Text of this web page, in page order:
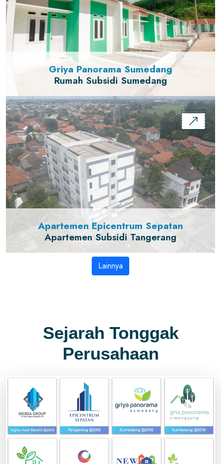
Griya Panorama Sumedang
Rumah Subsidi Sumedang
Apartemen Epicentrum Sepatan
Apartemen Subsidi Tangerang
Lainnya
Sejarah Tonggak
Perusahaan